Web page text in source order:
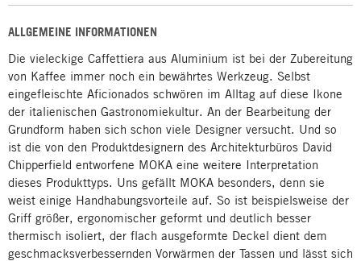
ALLGEMEINE INFORMATIONEN
Die vieleckige Caffettiera aus Aluminium ist bei der Zubereitung
von Kaffee immer noch ein bewährtes Werkzeug. Selbst
eingefleischte Aficionados schwören im Alltag auf diese Ikone
der italienischen Gastronomiekultur. An der Bearbeitung der
Grundform haben sich schon viele Designer versucht. Und so
ist die von den Produktdesignern des Architekturbüros David
Chipperfield entworfene MOKA eine weitere Interpretation
dieses Produkttyps. Uns gefällt MOKA besonders, denn sie
weist einige Handhabungsvorteile auf. So ist beispielsweise der
Griff größer, ergonomischer geformt und deutlich besser
thermisch isoliert, der flach ausgeformte Deckel dient dem
geschmacksverbessernden Vorwärmen der Tassen und lässt sich